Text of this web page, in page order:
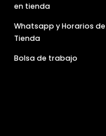
en tienda
Whatsapp y Horarios de
Tienda
Bolsa de trabajo